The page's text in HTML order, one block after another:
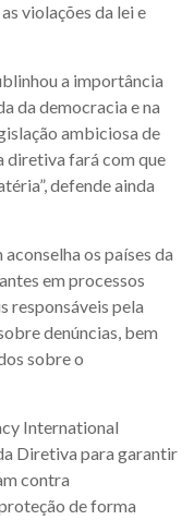
violações da lei e
a importância
da democracia e na
ambiciosa de
diretiva fará com que
defende ainda
os países da
em processos
responsáveis ​​pela
denúncias, bem
sobre o
International
Diretiva para garantir
contra
de forma